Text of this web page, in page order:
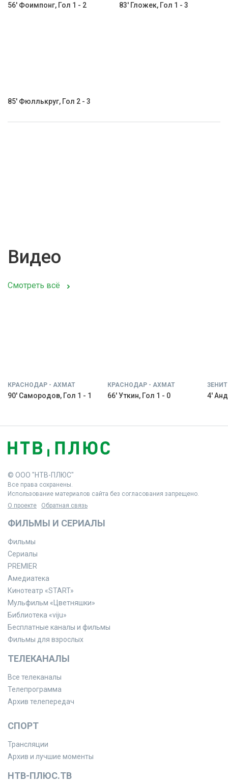
56' Фоимпонг, Гол 1 - 2 83' Гложек, Гол 1 - 3
85' Фюллькруг, Гол 2 - 3
Видео
Смотреть всё
КРАСНОДАР - АХМАТ
90' Самородов, Гол 1 - 1
КРАСНОДАР - АХМАТ
66' Уткин, Гол 1 - 0 4'
© ООО "НТВ-ПЛЮС"
Все права сохранены.
Использование материалов сайта без согласования запрещено.
О проекте
Обратная связь
ФИЛЬМЫ И СЕРИАЛЫ
Фильмы
Сериалы
PREMIER
Амедиатека
Кинотеатр «START»
Мульфильм «Цветняшки»
Библиотека «viju»
Бесплатные каналы и фильмы
Фильмы для взрослых
ТЕЛЕКАНАЛЫ
Все телеканалы
Телепрограмма
Архив телепередач
СПОРТ
Трансляции
Архив и лучшие моменты
НТВ-ПЛЮС.ТВ